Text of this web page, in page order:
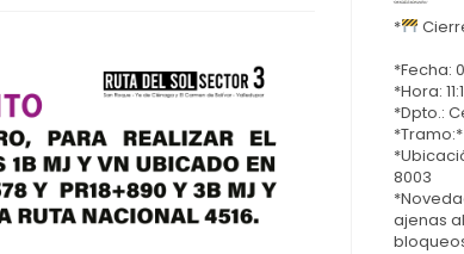
*
*Fecha:
*Hora:
*Dpto.:
8003
ajenas